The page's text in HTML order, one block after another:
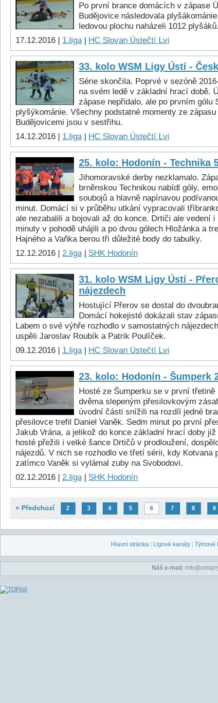
Po první brance domácích v zápase
Budějovice následovala
ledovou plochu naházeli 1012
17.12.2016 | 1.liga| HC Slovan Ústečtí Lvi
33. kolo WSM Ligy Ústí -
Série skončila. Poprvé v sezóně
na svém ledě v základní hrací době.
zápase nepřidalo, ale po prvním gólu
plyšýkománie. Všechny podstatné momenty ze
Budějovicemi jsou v sestřihu.
14.12.2016 | 1.liga| HC Slovan Ústečtí Lvi
25. kolo: Hodonín - Technika
Jihomoravské derby nezklamalo.
brněnskou Technikou nabídl góly,
soubojů a hlavně napínavou
minut. Domácí si v průběhu utkání vypracovali
ale nezabalili a bojovali až do konce. Drtiči ale vedení
minuty v pohodě uhájili a po dvou gólech Hložánka a
Hajného a Vaňka berou tři důležité body do tabulky.
12.12.2016 | 2.liga| SHK Hodonín
31. kolo WSM Ligy Ústí -
nájezdech
Hostující Přerov se dostal do
Domácí hokejisté dokázali stav
Labem o své výhře rozhodlo v samostatných
uspěli Jaroslav Roubík a Patrik Poulíček.
09.12.2016 | 1.liga| HC Slovan Ústečtí Lvi
23. kolo: Hodonín - Šumperk
Hosté ze Šumperku se v první
dvěma slepeným přesilovkovým
úvodní části snížili na rozdíl jedné
přesilovce trefil Daniel Vaněk. Sedm minut po první
Jakub Vrána, a jelikož do konce základní hrací doby
hosté přežili i velké šance Drtičů v prodloužení,
nájezdů. V nich se rozhodlo ve třetí sérii, kdy Kotvana
zatímco Vaněk si vylámal zuby na Svobodovi.
02.12.2016 | 2.liga| SHK Hodonín
« Předchozí 2 3 4 5 6 7 8 9
Hlavní stránka Ligové kanály Týmové
Náš e-mail: